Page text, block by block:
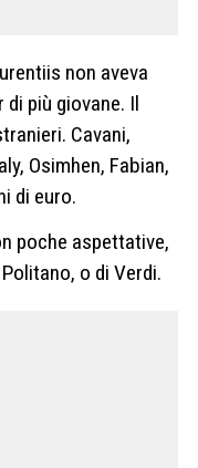
non aveva
più giovane. Il
Cavani,
Osimhen, Fabian,
di euro.
poche aspettative,
o di Verdi.